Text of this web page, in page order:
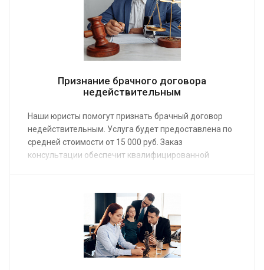
предоставление компетентной юридической
Признание брачного договора
недействительным
Наши юристы помогут признать брачный договор
недействительным. Услуга будет предоставлена по
средней стоимости от 15 000 руб. Заказ
консультации обеспечит квалифицированной
специализирующиеся на брачных договорах,
составят иск, приложив к нему неопровержимые